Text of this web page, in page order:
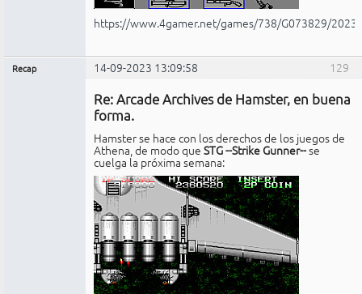
https://www.4gamer.net/games/738/G073829/
129
Recap 14-09-2023 13:09:58
Re: Arcade Archives de Hamster, en buena
forma.
Hamster se hace con los derechos de los juegos de
Athena, de modo que STG --Strike Gunner--se
cuelga la próxima semana: